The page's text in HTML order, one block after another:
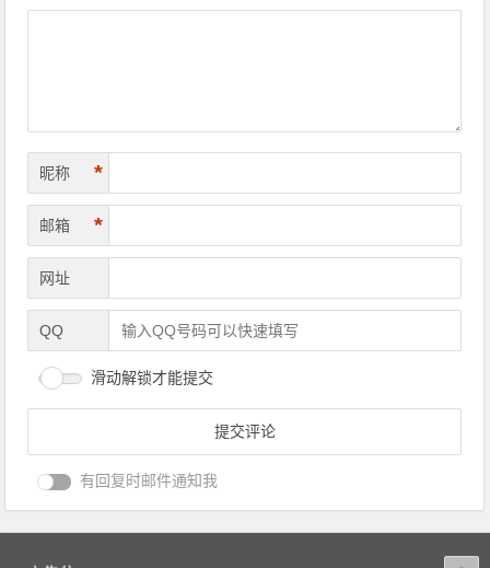
昵称 *
邮箱 *
网址
QQ
滑动解锁才能提交
有回复时邮件通知我